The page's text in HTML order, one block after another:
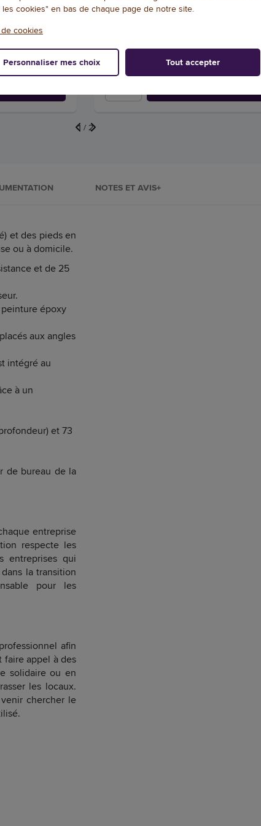
172,29 € HT
SOUS 6
JOURS
AGEC
JOURS
1 / 2
NOTES ET AVIS+
et des pieds en
ou à domicile.
et de 25
époxy
aux angles
intégré au
à un
et 73
de bureau de la
entreprise
respecte les
entreprises qui
la transition
pour les
afin
faire appel à des
solidaire ou en
les locaux.
chercher le
cookies" en bas de chaque page de notre site.
cookies
Personnaliser mes choix Tout accepter